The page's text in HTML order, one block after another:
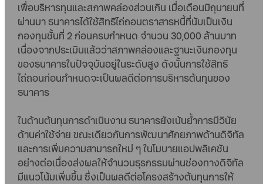
เพื่อบริหารทุนและสภาพคล่องส่วนเกิน เมื่อเดือนมิถุนายนที่
ผ่านมา ธนาคารได้ใช้สิทธิไถ่ถอนตราสารหนี้ที่นับเป็นเงิน
กองทุนชั้นที่ 2 ก่อนครบกำหนด จำนวน 30,000 ล้านบาท
เนื่องจากประเมินแล้วว่าสภาพคล่องและฐานะเงินกองทุน
ของธนาคารในปัจจุบันอยู่ในระดับสูง ดังนั้นการใช้สิทธิ
ไถ่ถอนก่อนกำหนดจะเป็นผลดีต่อการบริหารต้นทุนของ
ธนาคาร
ในด้านต้นทุนการดำเนินงาน ธนาคารยังเน้นย้ำการมีวินัย
ด้านค่าใช้จ่าย ขณะเดียวกันการพัฒนาศักยภาพด้านดิจิทัล
และการเพิ่มความสามารถใหม่ ๆ ในโมบายแอปพลิเคชัน
อย่างต่อเนื่องส่งผลให้จำนวนธุรกรรมผ่านช่องทางดิจิทัล
มีแนวโน้มเพิ่มขึ้น ซึ่งเป็นผลดีต่อโครงสร้างต้นทุนการให้